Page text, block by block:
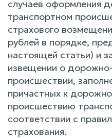
случаев оформления
транспортном
страхового
рублей в порядке,
настоящей статьи) и
извещении о
происшествии,
причастных к
происшествию
соответствии с
страхования.